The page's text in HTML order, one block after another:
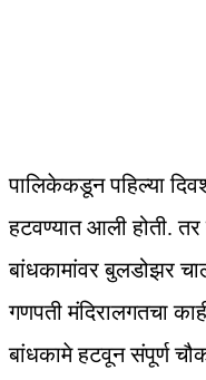
पालिकेकडून पहिल्या
हटवण्यात आली होती.
बांधकामांवर बुलडोझर
गणपती मंदिरालगतचा
बांधकामे हटवून संपूर्ण